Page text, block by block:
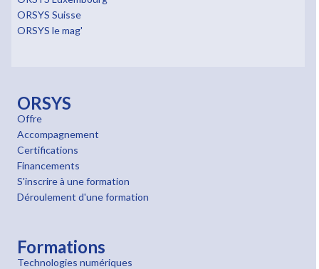
ORSYS Suisse
ORSYS le mag'
ORSYS
Offre
Accompagnement
Certifications
Financements
S'inscrire à une formation
Déroulement d'une formation
Formations
Technologies numériques